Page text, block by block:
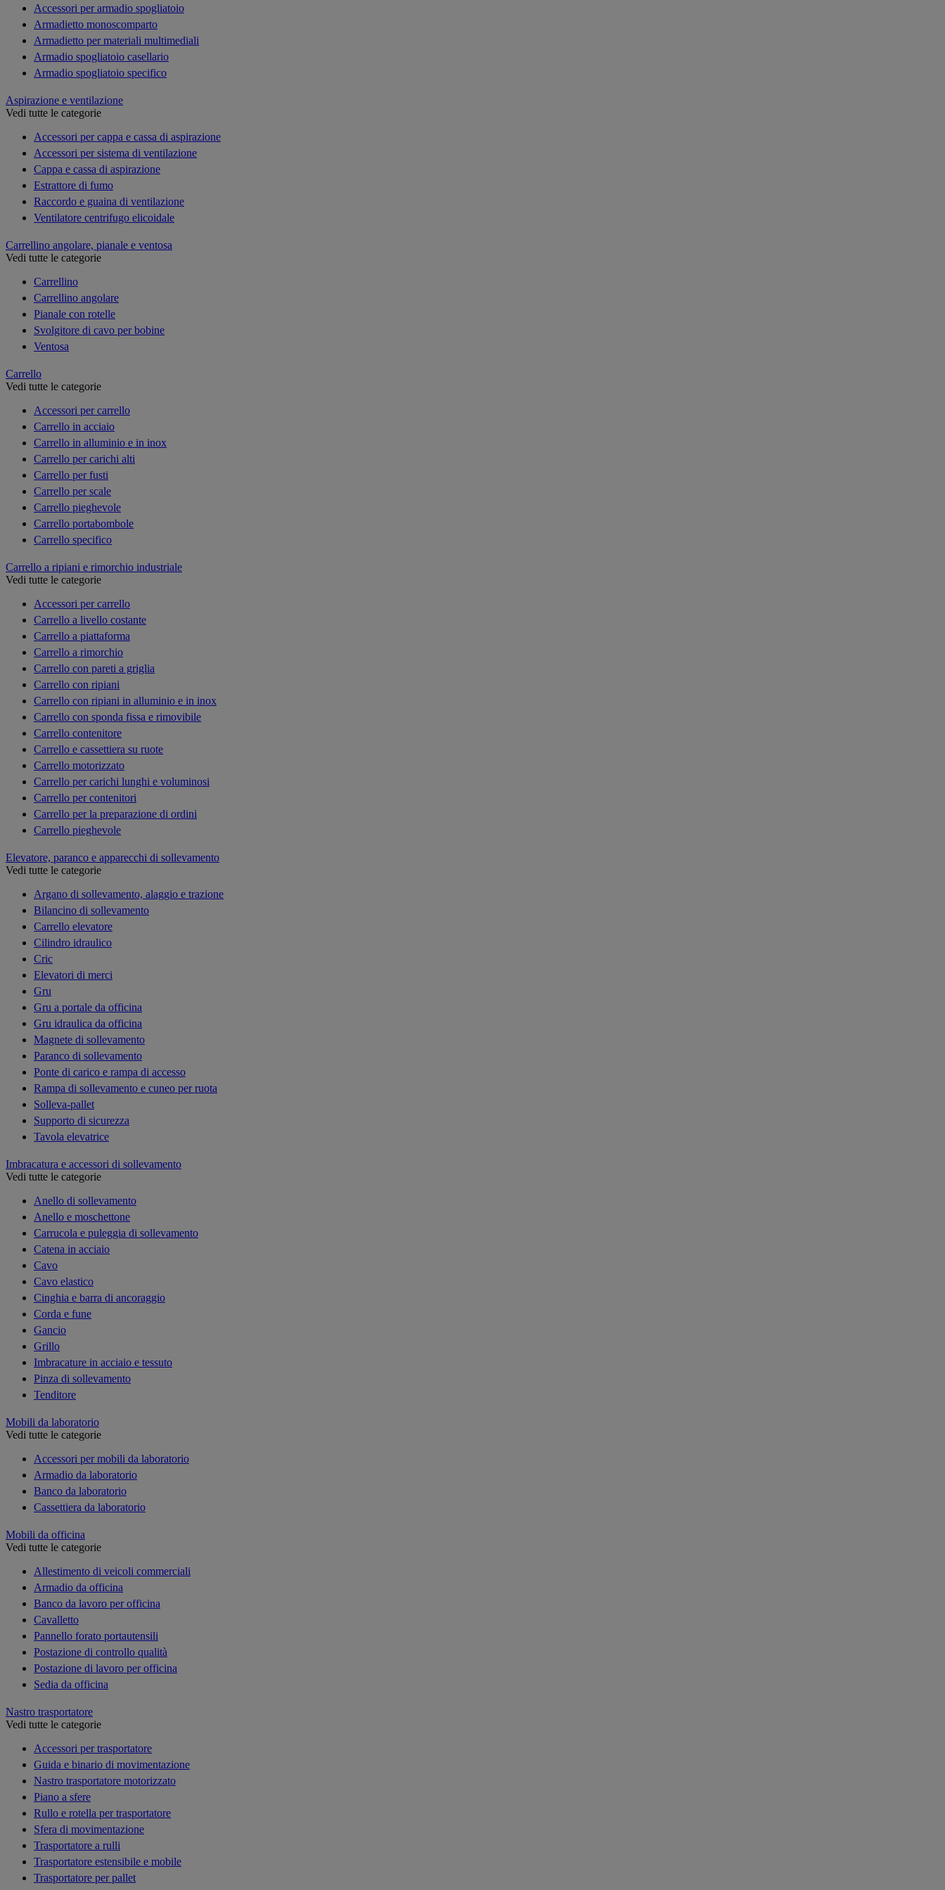
Accessori per armadio spogliatoio
Armadietto monoscomparto
Armadietto per materiali multimediali
Armadio spogliatoio casellario
Armadio spogliatoio specifico
Aspirazione e ventilazione
Vedi tutte le categorie
Accessori per cappa e cassa di aspirazione
Accessori per sistema di ventilazione
Cappa e cassa di aspirazione
Estrattore di fumo
Raccordo e guaina di ventilazione
Ventilatore centrifugo elicoidale
Carrellino angolare, pianale e ventosa
Vedi tutte le categorie
Carrellino
Carrellino angolare
Pianale con rotelle
Svolgitore di cavo per bobine
Ventosa
Carrello
Vedi tutte le categorie
Accessori per carrello
Carrello in acciaio
Carrello in alluminio e in inox
Carrello per carichi alti
Carrello per fusti
Carrello per scale
Carrello pieghevole
Carrello portabombole
Carrello specifico
Carrello a ripiani e rimorchio industriale
Vedi tutte le categorie
Accessori per carrello
Carrello a livello costante
Carrello a piattaforma
Carrello a rimorchio
Carrello con pareti a griglia
Carrello con ripiani
Carrello con ripiani in alluminio e in inox
Carrello con sponda fissa e rimovibile
Carrello contenitore
Carrello e cassettiera su ruote
Carrello motorizzato
Carrello per carichi lunghi e voluminosi
Carrello per contenitori
Carrello per la preparazione di ordini
Carrello pieghevole
Elevatore, paranco e apparecchi di sollevamento
Vedi tutte le categorie
Argano di sollevamento, alaggio e trazione
Bilancino di sollevamento
Carrello elevatore
Cilindro idraulico
Cric
Elevatori di merci
Gru
Gru a portale da officina
Gru idraulica da officina
Magnete di sollevamento
Paranco di sollevamento
Ponte di carico e rampa di accesso
Rampa di sollevamento e cuneo per ruota
Solleva-pallet
Supporto di sicurezza
Tavola elevatrice
Imbracatura e accessori di sollevamento
Vedi tutte le categorie
Anello di sollevamento
Anello e moschettone
Carrucola e puleggia di sollevamento
Catena in acciaio
Cavo
Cavo elastico
Cinghia e barra di ancoraggio
Corda e fune
Gancio
Grillo
Imbracature in acciaio e tessuto
Pinza di sollevamento
Tenditore
Mobili da laboratorio
Vedi tutte le categorie
Accessori per mobili da laboratorio
Armadio da laboratorio
Banco da laboratorio
Cassettiera da laboratorio
Mobili da officina
Vedi tutte le categorie
Allestimento di veicoli commerciali
Armadio da officina
Banco da lavoro per officina
Cavalletto
Pannello forato portautensili
Postazione di controllo qualità
Postazione di lavoro per officina
Sedia da officina
Nastro trasportatore
Vedi tutte le categorie
Accessori per trasportatore
Guida e binario di movimentazione
Nastro trasportatore motorizzato
Piano a sfere
Rullo e rotella per trasportatore
Sfera di movimentazione
Trasportatore a rulli
Trasportatore estensibile e mobile
Trasportatore per pallet